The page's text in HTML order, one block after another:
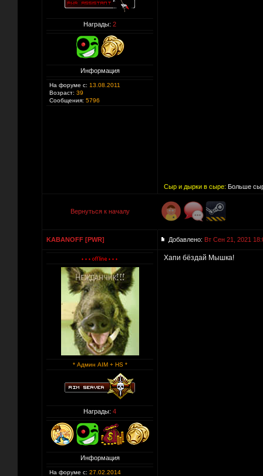
Награды: 2
Информация
На форуме с: 13.08.2011
Возраст: 39
Сообщения: 5796
Сыр и дырки в сыре: Больше
Вернуться к началу
KABANOFF [PWR] Добавлено: Вт Сен 21, 2021
* Админ AIM + HS *
Награды: 4
Информация
На форуме с: 27.02.2014
Хапи бёздай Мышка!